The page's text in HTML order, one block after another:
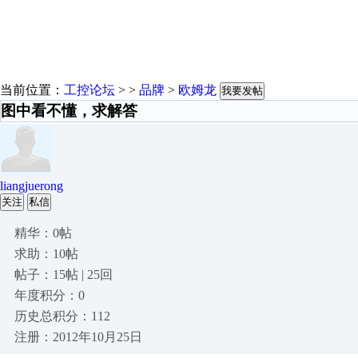
当前位置： 工控论坛 > > 品牌 > 欧姆龙 我要发帖
图中看不懂，求解答
liangjuerong
关注 私信
精华：0帖
求助：10帖
帖子：15帖 | 25回
年度积分：0
历史总积分：112
注册：2012年10月25日